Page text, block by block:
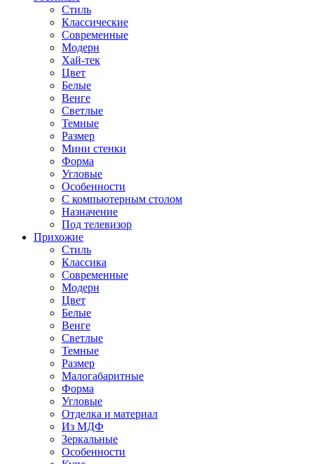
Стиль
Классические
Современные
Модерн
Хай-тек
Цвет
Белые
Венге
Светлые
Темные
Размер
Мини стенки
Форма
Угловые
Особенности
С компьютерным столом
Назначение
Под телевизор
Прихожие
Стиль
Классика
Современные
Модерн
Цвет
Белые
Венге
Светлые
Темные
Размер
Малогабаритные
Форма
Угловые
Отделка и материал
Из МДФ
Зеркальные
Особенности